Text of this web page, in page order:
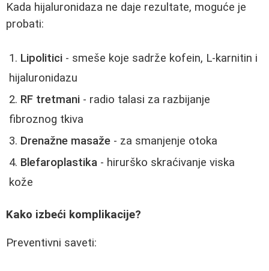
Kada hijaluronidaza ne daje rezultate, moguće je
probati:
Lipolitici - smeše koje sadrže kofein, L-karnitin i
hijaluronidazu
RF tretmani - radio talasi za razbijanje
fibroznog tkiva
Drenažne masaže - za smanjenje otoka
Blefaroplastika - hirurško skraćivanje viska
kože
Kako izbeći komplikacije?
Preventivni saveti: